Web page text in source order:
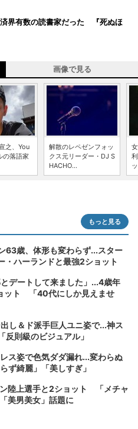
界有数の読書家だった 『死ぬほ
画像で見る
之、You
の落語家
解散のレペゼンフォッ
クス元リーダー・DJ S
HACHO...
もっと見る
63歳、体形も変わらず...スター
ハーランドと最強2ショット
デートして来ました」...4歳年
ット 「40代にしか見えませ
し＆ド派手巨人ユニ姿で...神ス
則級のビジュアル」
ス姿で色気ダダ漏れ...変わらぬ
綺麗」「美しすぎ」
陸上選手と2ショット 「メチャ
美男美女」話題に